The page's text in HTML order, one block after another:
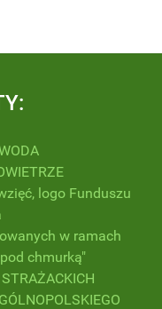
logo Funduszu
w ramach
chmurką"